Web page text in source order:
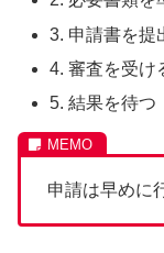
3. 申請書を提
4. 審査を受け
5. 結果を待つ
申請は早めに